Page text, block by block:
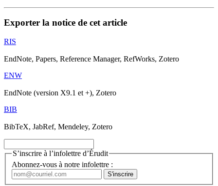
Exporter la notice de cet article
RIS
EndNote, Papers, Reference Manager, RefWorks, Zotero
ENW
EndNote (version X9.1 et +), Zotero
BIB
BibTeX, JabRef, Mendeley, Zotero
S’inscrire à l’infolettre d’Érudit
Abonnez-vous à notre infolettre :